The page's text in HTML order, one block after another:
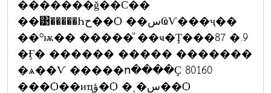
�������ǧ��С��
��͹�����Һح��Ѻ ��سҨѴ���ҷ��
��ºѭ�� �����ͧ ��ҹ�Ţ���87 �.9
�Ӻ� ������ ����� �������
�ѧ��Ѵ �����ո����Ҫ 80160
���Ѻ��иҵؤ�Ѻ �ͺ�س��Ѻ